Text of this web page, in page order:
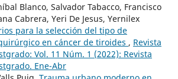
Blanco, Salvador Tabacco, Francisco
Cabrera, Yeri De Jesus, Yernilex
para la selección del tipo de
en cáncer de tiroides , Revista
Vol. 11 Núm. 1 (2022): Revista
Ene-Abr